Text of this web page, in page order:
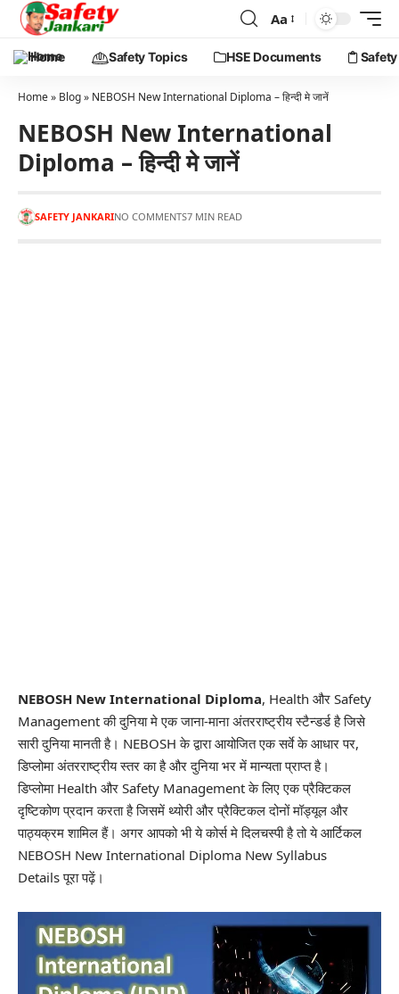
Aa
Home Safety Topics HSE Documents
Home» Blog» NEBOSH New International Diploma – हिन्दी मे जानें
NEBOSH New International
Diploma – हिन्दी मे जानें
SAFETY JANKARINO COMMENTS7 MIN READ
NEBOSH New International Diploma, Health और Safety
Management की दुनिया मे एक जाना-माना अंतरराष्ट्रीय स्टैन्डर्ड है जिसे
सारी दुनिया मानती है। NEBOSH के द्वारा आयोजित एक सर्वे के आधार पर,
डिप्लोमा अंतरराष्ट्रीय स्तर का है और दुनिया भर में मान्यता प्राप्त है।
डिप्लोमा Health और Safety Management के लिए एक प्रैक्टिकल
दृष्टिकोण प्रदान करता है जिसमें थ्योरी और प्रैक्टिकल दोनों मॉड्यूल और
पाठ्यक्रम शामिल हैं। अगर आपको भी ये कोर्स मे दिलचस्पी है तो ये आर्टिकल
NEBOSH New International Diploma New Syllabus
Details पूरा पढ़ें।